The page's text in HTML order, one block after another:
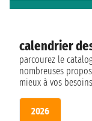
calendrier
parcourez le
nombreuses
mieux à vos besoins
2026